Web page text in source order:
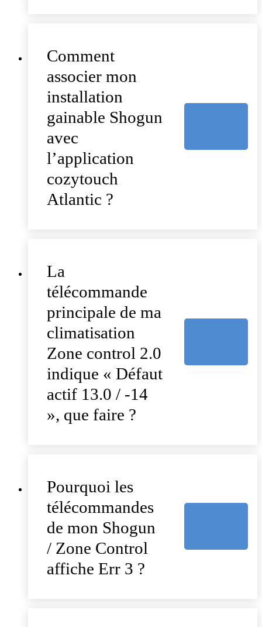
Comment
associer mon
installation
gainable Shogun
avec
l’application
cozytouch
Atlantic ?
La
télécommande
principale de ma
climatisation
Zone control 2.0
indique « Défaut
actif 13.0 / -14
», que faire ?
Pourquoi les
télécommandes
de mon Shogun
/ Zone Control
affiche Err 3 ?